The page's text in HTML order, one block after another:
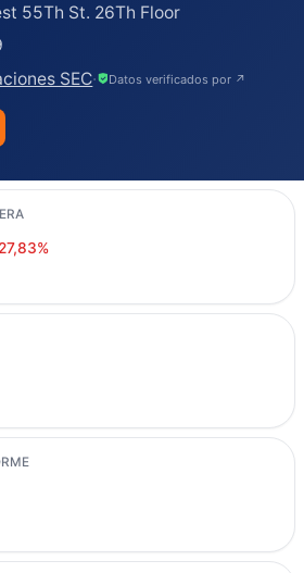
55Th St. 26Th Floor
SEC· Datos verificados por ↗